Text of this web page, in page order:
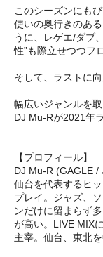
このシーズンにも
使いの奥行きのあ
うに、レゲエ/ダブ
性”も際立せつつフ
そして、ラストに
幅広いジャンルを
DJ Mu-Rが2021年
【プロフィール】
DJ Mu-R (GAGLE
仙台を代表するヒ
プレイ。ジャズ、
ンだけに留まらず
が高い。LIVE MIX
主宰。仙台、東北